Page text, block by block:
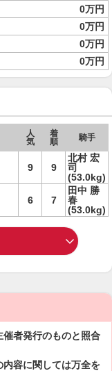
0万円
0万円
0万円
0万円
人
気
着
順
騎手
9 9
北村 宏
司
(53.0kg)
6 7
田中 勝
春
(53.0kg)
者発行のものと照合
容に関しては万全を